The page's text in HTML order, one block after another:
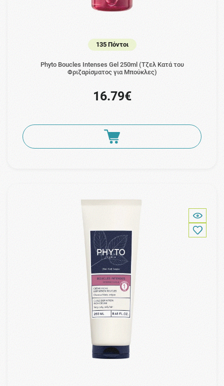
135 Πόντοι
Phyto Boucles Intenses Gel 250ml (Τζελ Κατά του
Φριζαρίσματος για Μπούκλες)
16.79€